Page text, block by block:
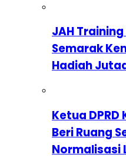
JAH
Semarak
Hadiah
Ketua
Beri Ruang
Normalisasi